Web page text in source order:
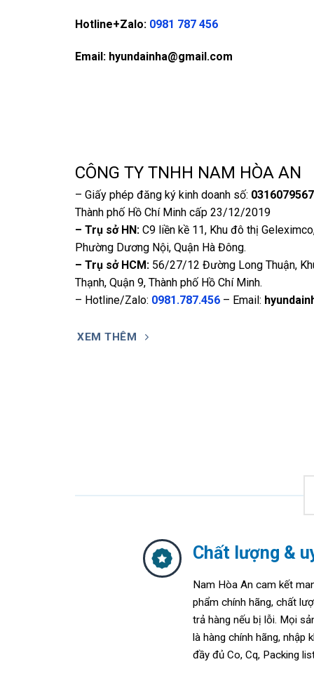
Hotline+Zalo: 0981 787 456
Email: hyundainha@gmail.com
CÔNG TY TNHH NAM HÒA AN
– Giấy phép đăng ký kinh doanh số: 0316079567
Thành phố Hồ Chí Minh cấp 23/12/2019
– Trụ sở HN: C9 liền kề 11, Khu đô thị
Phường Dương Nội, Quận Hà Đông.
– Trụ sở HCM: 56/27/12 Đường Long Thuận,
Thạnh, Quận 9, Thành phố Hồ Chí Minh.
– Hotline/Zalo: 0981.787.456 – Email:
XEM THÊM
Chất lượng &
Nam Hòa An cam kết
phẩm chính hãng, chất
trả hàng nếu bị lỗi. Mọi
là hàng chính hãng, nhập
đầy đủ Co, Cq, Packing